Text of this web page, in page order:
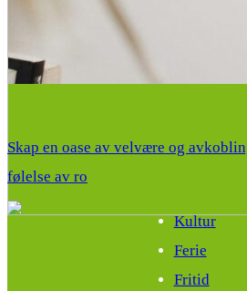
Skap en oase av velvære og
følelse av ro
Kultur
Ferie
Fritid